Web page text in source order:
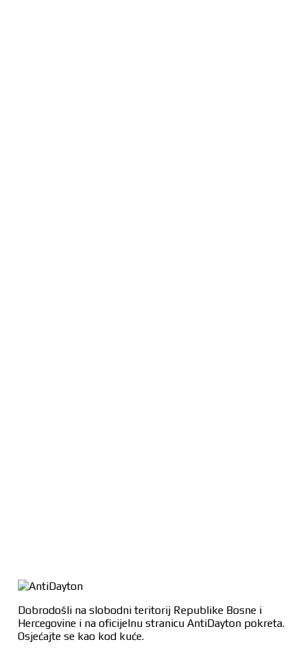
Dobrodošli na slobodni teritorij Republike Bosne i
Hercegovine i na oficijelnu stranicu AntiDayton pokreta.
Osjećajte se kao kod kuće.